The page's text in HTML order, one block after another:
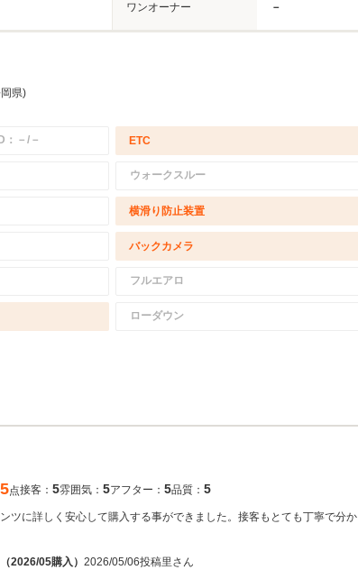
ワンオーナー －
県)
：－/－ ETC
ウォークスルー
横滑り防止装置
バックカメラ
フルエアロ
ローダウン
5点接客： 5雰囲気： 5アフター： 5品質： 5
ツに詳しく安心して購入する事ができました。接客もとても丁寧で分か
2026/05購入） 2026/05/06投稿里さん